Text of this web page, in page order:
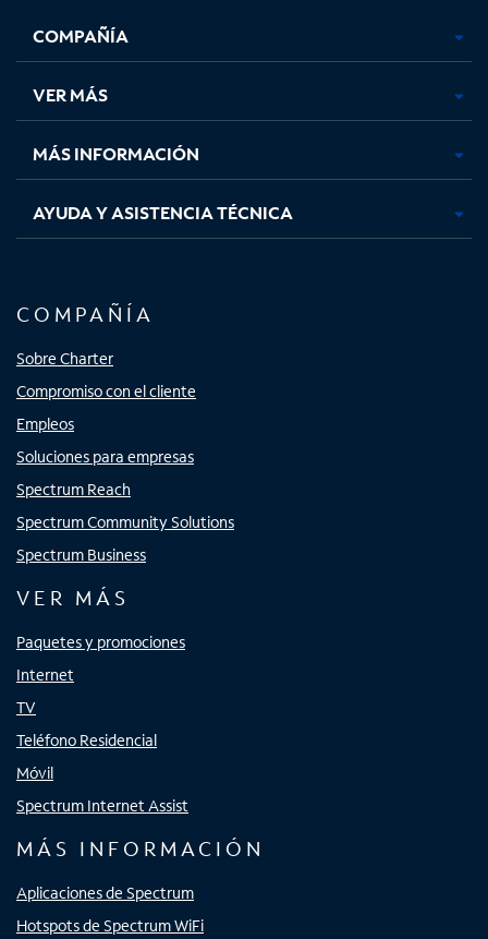
abre
en
pestaña
nueva
abre
en
pestaña
nueva
abre
en
pestaña
nueva
en
nueva
COMPAÑÍA
VER MÁS
MÁS INFORMACIÓN
AYUDA Y ASISTENCIA TÉCNICA
COMPAÑÍA
Sobre Charter
Compromiso con el cliente
Empleos
Soluciones para empresas
Spectrum Reach
Spectrum Community Solutions
Spectrum Business
VER MÁS
Paquetes y promociones
Internet
TV
Teléfono Residencial
Móvil
Spectrum Internet Assist
MÁS INFORMACIÓN
Aplicaciones de Spectrum
Hotspots de Spectrum WiFi